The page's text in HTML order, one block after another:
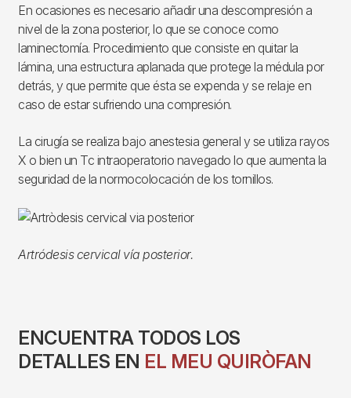
En ocasiones es necesario añadir una descompresión a
nivel de la zona posterior, lo que se conoce como
laminectomía. Procedimiento que consiste en quitar la
lámina, una estructura aplanada que protege la médula por
detrás, y que permite que ésta se expenda y se relaje en
caso de estar sufriendo una compresión.
La cirugía se realiza bajo anestesia general y se utiliza rayos
X o bien un Tc intraoperatorio navegado lo que aumenta la
seguridad de la normocolocación de los tornillos.
Artródesis cervical vía posterior.
ENCUENTRA TODOS LOS
DETALLES EN EL MEU QUIRÒFAN